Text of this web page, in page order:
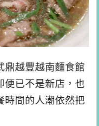
鼎越豐越南麵食館
便已不是新店，也
時間的人潮依然把